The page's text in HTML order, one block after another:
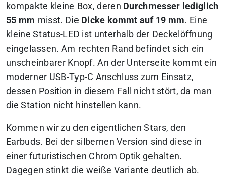
kompakte kleine Box, deren Durchmesser lediglich
55 mm misst. Die Dicke kommt auf 19 mm. Eine
kleine Status-LED ist unterhalb der Deckelöffnung
eingelassen. Am rechten Rand befindet sich ein
unscheinbarer Knopf. An der Unterseite kommt ein
moderner USB-Typ-C Anschluss zum Einsatz,
dessen Position in diesem Fall nicht stört, da man
die Station nicht hinstellen kann.
Kommen wir zu den eigentlichen Stars, den
Earbuds. Bei der silbernen Version sind diese in
einer futuristischen Chrom Optik gehalten.
Dagegen stinkt die weiße Variante deutlich ab.